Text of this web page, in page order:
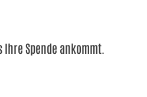
Spende ankommt.